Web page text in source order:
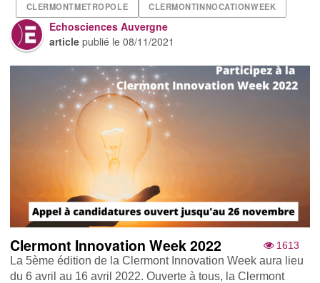
CLERMONTMETROPOLE CLERMONTINNOCATIONWEEK
Echosciences Auvergne
article publié le08/11/2021
1613
Clermont Innovation Week 2022
La 5ème édition de la Clermont Innovation Week aura lieu
du 6 avril au 16 avril 2022. Ouverte à tous, la Clermont